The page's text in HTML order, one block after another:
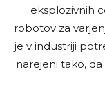
eksplozivnih
robotov za
je v industriji
narejeni tako,